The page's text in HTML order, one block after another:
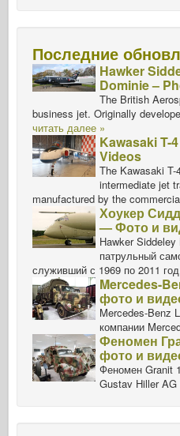
Последние
Hawker
Dominie –
The British
business jet. Originally
читать далее »
Kawasaki T-
Videos
The Kawasaki
intermediate jet
manufactured by the
Хоукер
— Фото и
Hawker
патрульный
служивший с 1969 по 2011
Mercedes-
фото и
Mercedes-Benz
компании
Феномен
фото и
Феномен Granit
Gustav Hiller AG